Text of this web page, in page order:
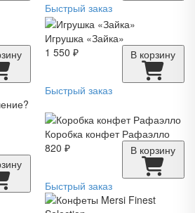
Быстрый заказ
Игрушка «Зайка»
1 550 ₽
В корзину
Быстрый заказ
Коробка конфет Рафаэлло
820 ₽
В корзину
Быстрый заказ